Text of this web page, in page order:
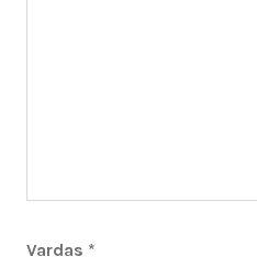
Vardas *